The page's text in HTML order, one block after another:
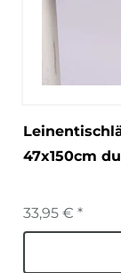
47x150cm
33,95 € *